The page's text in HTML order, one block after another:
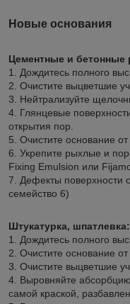
Новые основания
Цементные и бетонные
1. Дождитесь полного
2. Очистите выцветшие
3. Нейтрализуйте
4. Глянцевые
открытия пор.
5. Очистите основание
6. Укрепите рыхлые и
Fixing Emulsion или
7. Дефекты поверхности
семейство 6)
Штукатурка, шпатлевка:
1. Дождитесь полного
2. Очистите основание
3. Очистите выцветшие
4. Выровняйте
самой краской,